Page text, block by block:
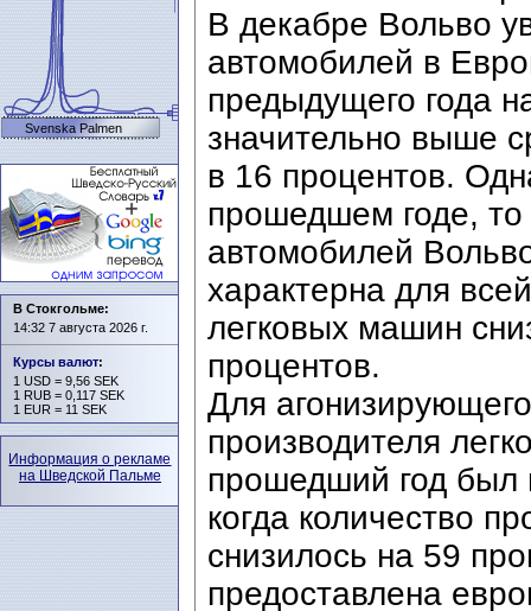
В декабре Вольво
автомобилей в
предыдущего года
значительно выше
в 16 процентов.
прошедшем годе, то
автомобилей
характерна для
легковых машин
процентов.
Для
производителя
прошедший год был
когда количество
снизилось на 59
предоставлена
Svenska Palmen
В Стокгольме:
14:32 7 августа 2026 г.
Курсы валют:
1 USD = 9,56 SEK
1 RUB = 0,117 SEK
1 EUR = 11 SEK
Информация о рекламе
на Шведской Пальме